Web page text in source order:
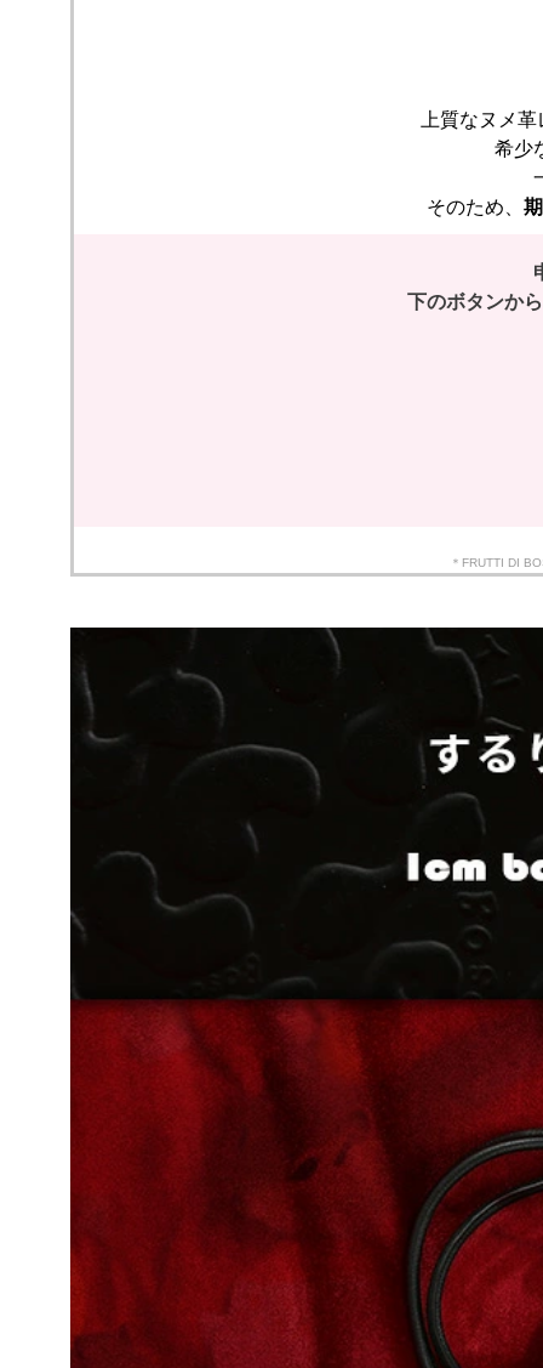
上質なヌメ
希少
そのため、
下のボタンか
＊FRUTTI DI